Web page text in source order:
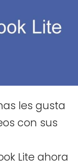
les gusta
con sus
Lite ahora